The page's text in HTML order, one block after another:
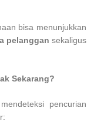
bisa menunjukkan
pelanggan sekaligus
Sekarang?
pencurian